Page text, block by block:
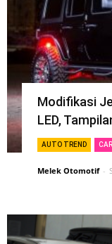
Modifikasi
LED,
AUTO TREND CAR
Melek Otomotif -